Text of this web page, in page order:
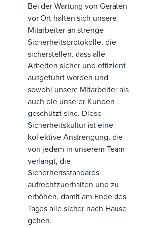
Bei der Wartung von Geräten
vor Ort halten sich unsere
Mitarbeiter an strenge
Sicherheitsprotokolle, die
sicherstellen, dass alle
Arbeiten sicher und effizient
ausgeführt werden und
sowohl unsere Mitarbeiter als
auch die unserer Kunden
geschützt sind. Diese
Sicherheitskultur ist eine
kollektive Anstrengung, die
von jedem in unserem Team
verlangt, die
Sicherheitsstandards
aufrechtzuerhalten und zu
erhöhen, damit am Ende des
Tages alle sicher nach Hause
gehen.